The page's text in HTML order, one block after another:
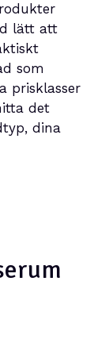
lätt att
som
prisklasser
det
dina